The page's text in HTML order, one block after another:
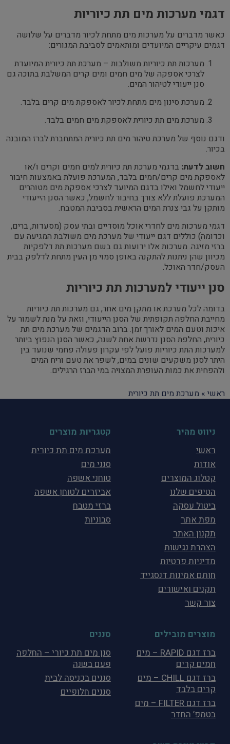
דגמי מערכות מים תת כיוריות
כאשר מדברים על מערכות מים מתחת לכיור מדברים על שלושה
דגמים עיקריים המיועדים ומותאמים לסביבת המגורים:
מערכות תת כיוריות משולבות – מערכת תת כיורית המיועדת
לצרכי אספקה של מים חמים ומים קרים המשלבת בתוכה גם
סנן ייעודי לטיהור המים.
מערכת סינון מים מתחת לכיור לאספקת מים קרים בלבד.
מערכת מים תת כיורית לאספקת מים חמים בלבד.
ודגם נוסף של מערכת טיהור מים תת כיורית המתחברת לברז המובנה
בכיור.
חשוב לדעת: בדגמי מערכת תת כיורית למים חמים וקרים ו/או
לאספקת מים קרים/חמים בלבד, המערכת פועלת באמצעות חיבור
ייעודי לחשמל ואילו בדגם המיועד לצרכי אספקת מים מטוהרים
המערכת פועלת ללא צורך בחיבור לחשמל, כאשר הסנן הייעודי
מותקן על גבי צנרת המים הראשית בסביבת המטבח.
דגמי מערכות מים לחדרי אוכל מוסדיים ובתי עסק (מסעדות, ברים,
וכדומה) כוללים דגם ייעודי של מערכת מים משולבת המגיעה עם
ברזי מזיגה. מערכות אלו ידועות גם בשם מערכות תת דלפקיות
מכיוון שהן ניתנות להתקנה באופן סמוי מן העין מתחת לדלפק בבית
העסק/חדר האוכל.
סנן ייעודי למערכות תת כיוריות
בדומה לכל מערכת או מתקן מים אחר, גם מערכות תת כיוריות
מחייבת החלפה תקופתית של הסנן הייעודי, וזאת על מנת לשמור על
איכות וטעם המים לאורך זמן. ברוב הדגמים של מערכת מים תת
כיורית, החלפת הסנן נדרשת אחת לשנה, כאשר הסנן הנפוץ ביותר
למערכות התת כיוריות פועל לפי עקרון פעולה פחמי שנועד בין
היתר לסנן משקעים שונים במים, לשפר את טעם וריח המים
ולהפחית את כמות העופרת המצויה במי הברז הרגילים.
ראשי » מערכת מים תת כיורית
ניווט מהיר
ראשי
אודות
קטלוג המוצרים
הטיפים שלנו
ביטול עסקה
מפת אתר
תקנון האתר
הצהרת נגישות
מדיניות פרטיות
חותם אמינות דנסגייד
תקנים ואישורים
צור קשר
קטגריות מוצרים
מערכת מים תת כיורית
סנני מים
טוחני אשפה
אביזרים לטוחן אשפה
ברזי מטבח
סבוניות
מוצרים מובילים
ברז דגם RAPID – מים
חמים קרים
ברז דגם CHILL – מים
קרים בלבד
ברז דגם FILTER – מים
בטמפ’ החדר
סננים
סנן מים תת כיורי – החלפה
פעם בשנה
סננים בכניסה לבית
סננים חלופיים